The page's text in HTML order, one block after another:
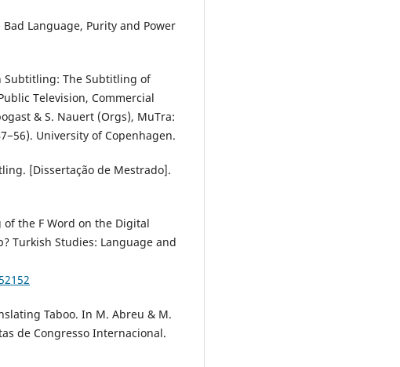
Language, Purity and Power
Subtitling: The Subtitling of
Television, Commercial
& S. Nauert (Orgs), MuTra:
University of Copenhagen.
[Dissertação de Mestrado].
the F Word on the Digital
Turkish Studies: Language and
Taboo. In M. Abreu & M.
de Congresso Internacional.